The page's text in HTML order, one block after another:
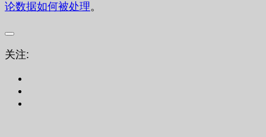
论数据如何被处理。
关注: